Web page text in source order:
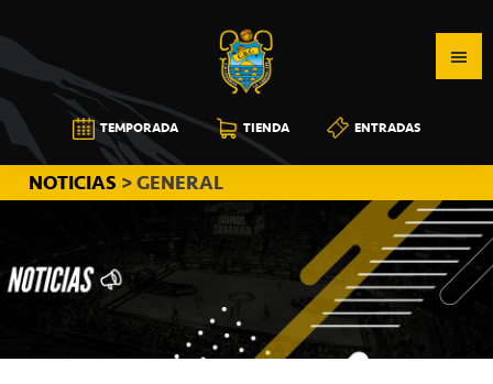
a
la
navegación
principal
al
contenido
principal
a
la
barra
lateral
principal
CB
CANARIAS
TEMPORADA TIENDA ENTRADAS
NOTICIAS > GENERAL